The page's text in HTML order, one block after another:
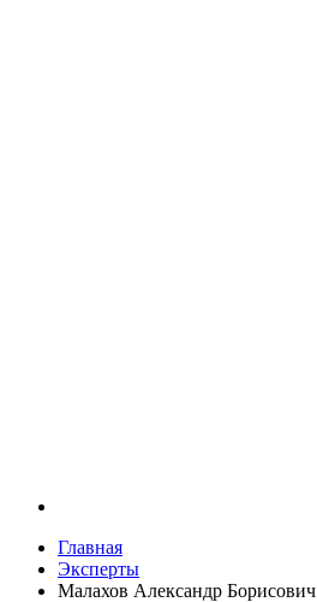
Главная
Эксперты
Малахов Александр Борисович